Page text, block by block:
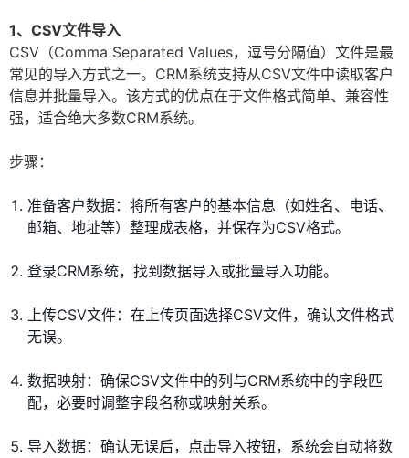
1、CSV文件导入
CSV（Comma Separated Values，逗号分隔值）文件是最
常见的导入方式之一。CRM系统支持从CSV文件中读取客户
信息并批量导入。该方式的优点在于文件格式简单、兼容性
强，适合绝大多数CRM系统。
步骤：
准备客户数据：将所有客户的基本信息（如姓名、电话、
邮箱、地址等）整理成表格，并保存为CSV格式。
登录CRM系统，找到数据导入或批量导入功能。
上传CSV文件：在上传页面选择CSV文件，确认文件格式
无误。
数据映射：确保CSV文件中的列与CRM系统中的字段匹
配，必要时调整字段名称或映射关系。
导入数据：确认无误后，点击导入按钮，系统会自动将数